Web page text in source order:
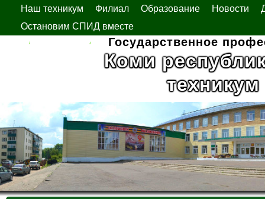
Наш техникум Филиал Образование Новости
Остановим СПИД вместе
Государственное
Коми